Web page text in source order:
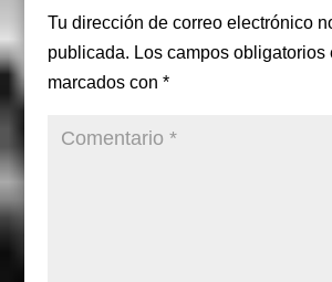
Tu dirección de correo electrónico
publicada. Los campos obligatorios
marcados con *